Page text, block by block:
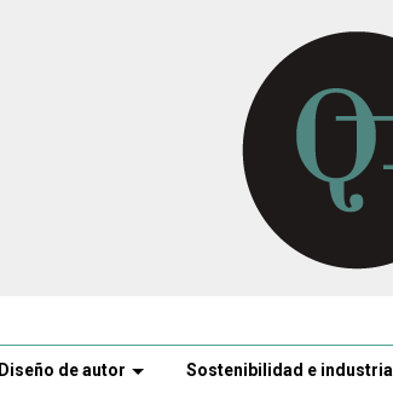
Diseño de autor Sostenibilidad e industria